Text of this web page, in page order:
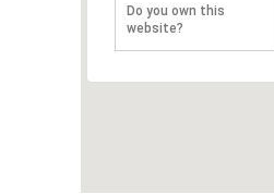
Do you own this
website?